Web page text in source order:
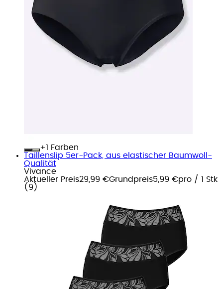
+
Farben
Taillenslip 5er-Pack, aus elastischer Baumwoll-
Qualität
Vivance
Aktueller Preis29,99 €Grundpreis5,99 €pro / 1 Stk
( 9 )